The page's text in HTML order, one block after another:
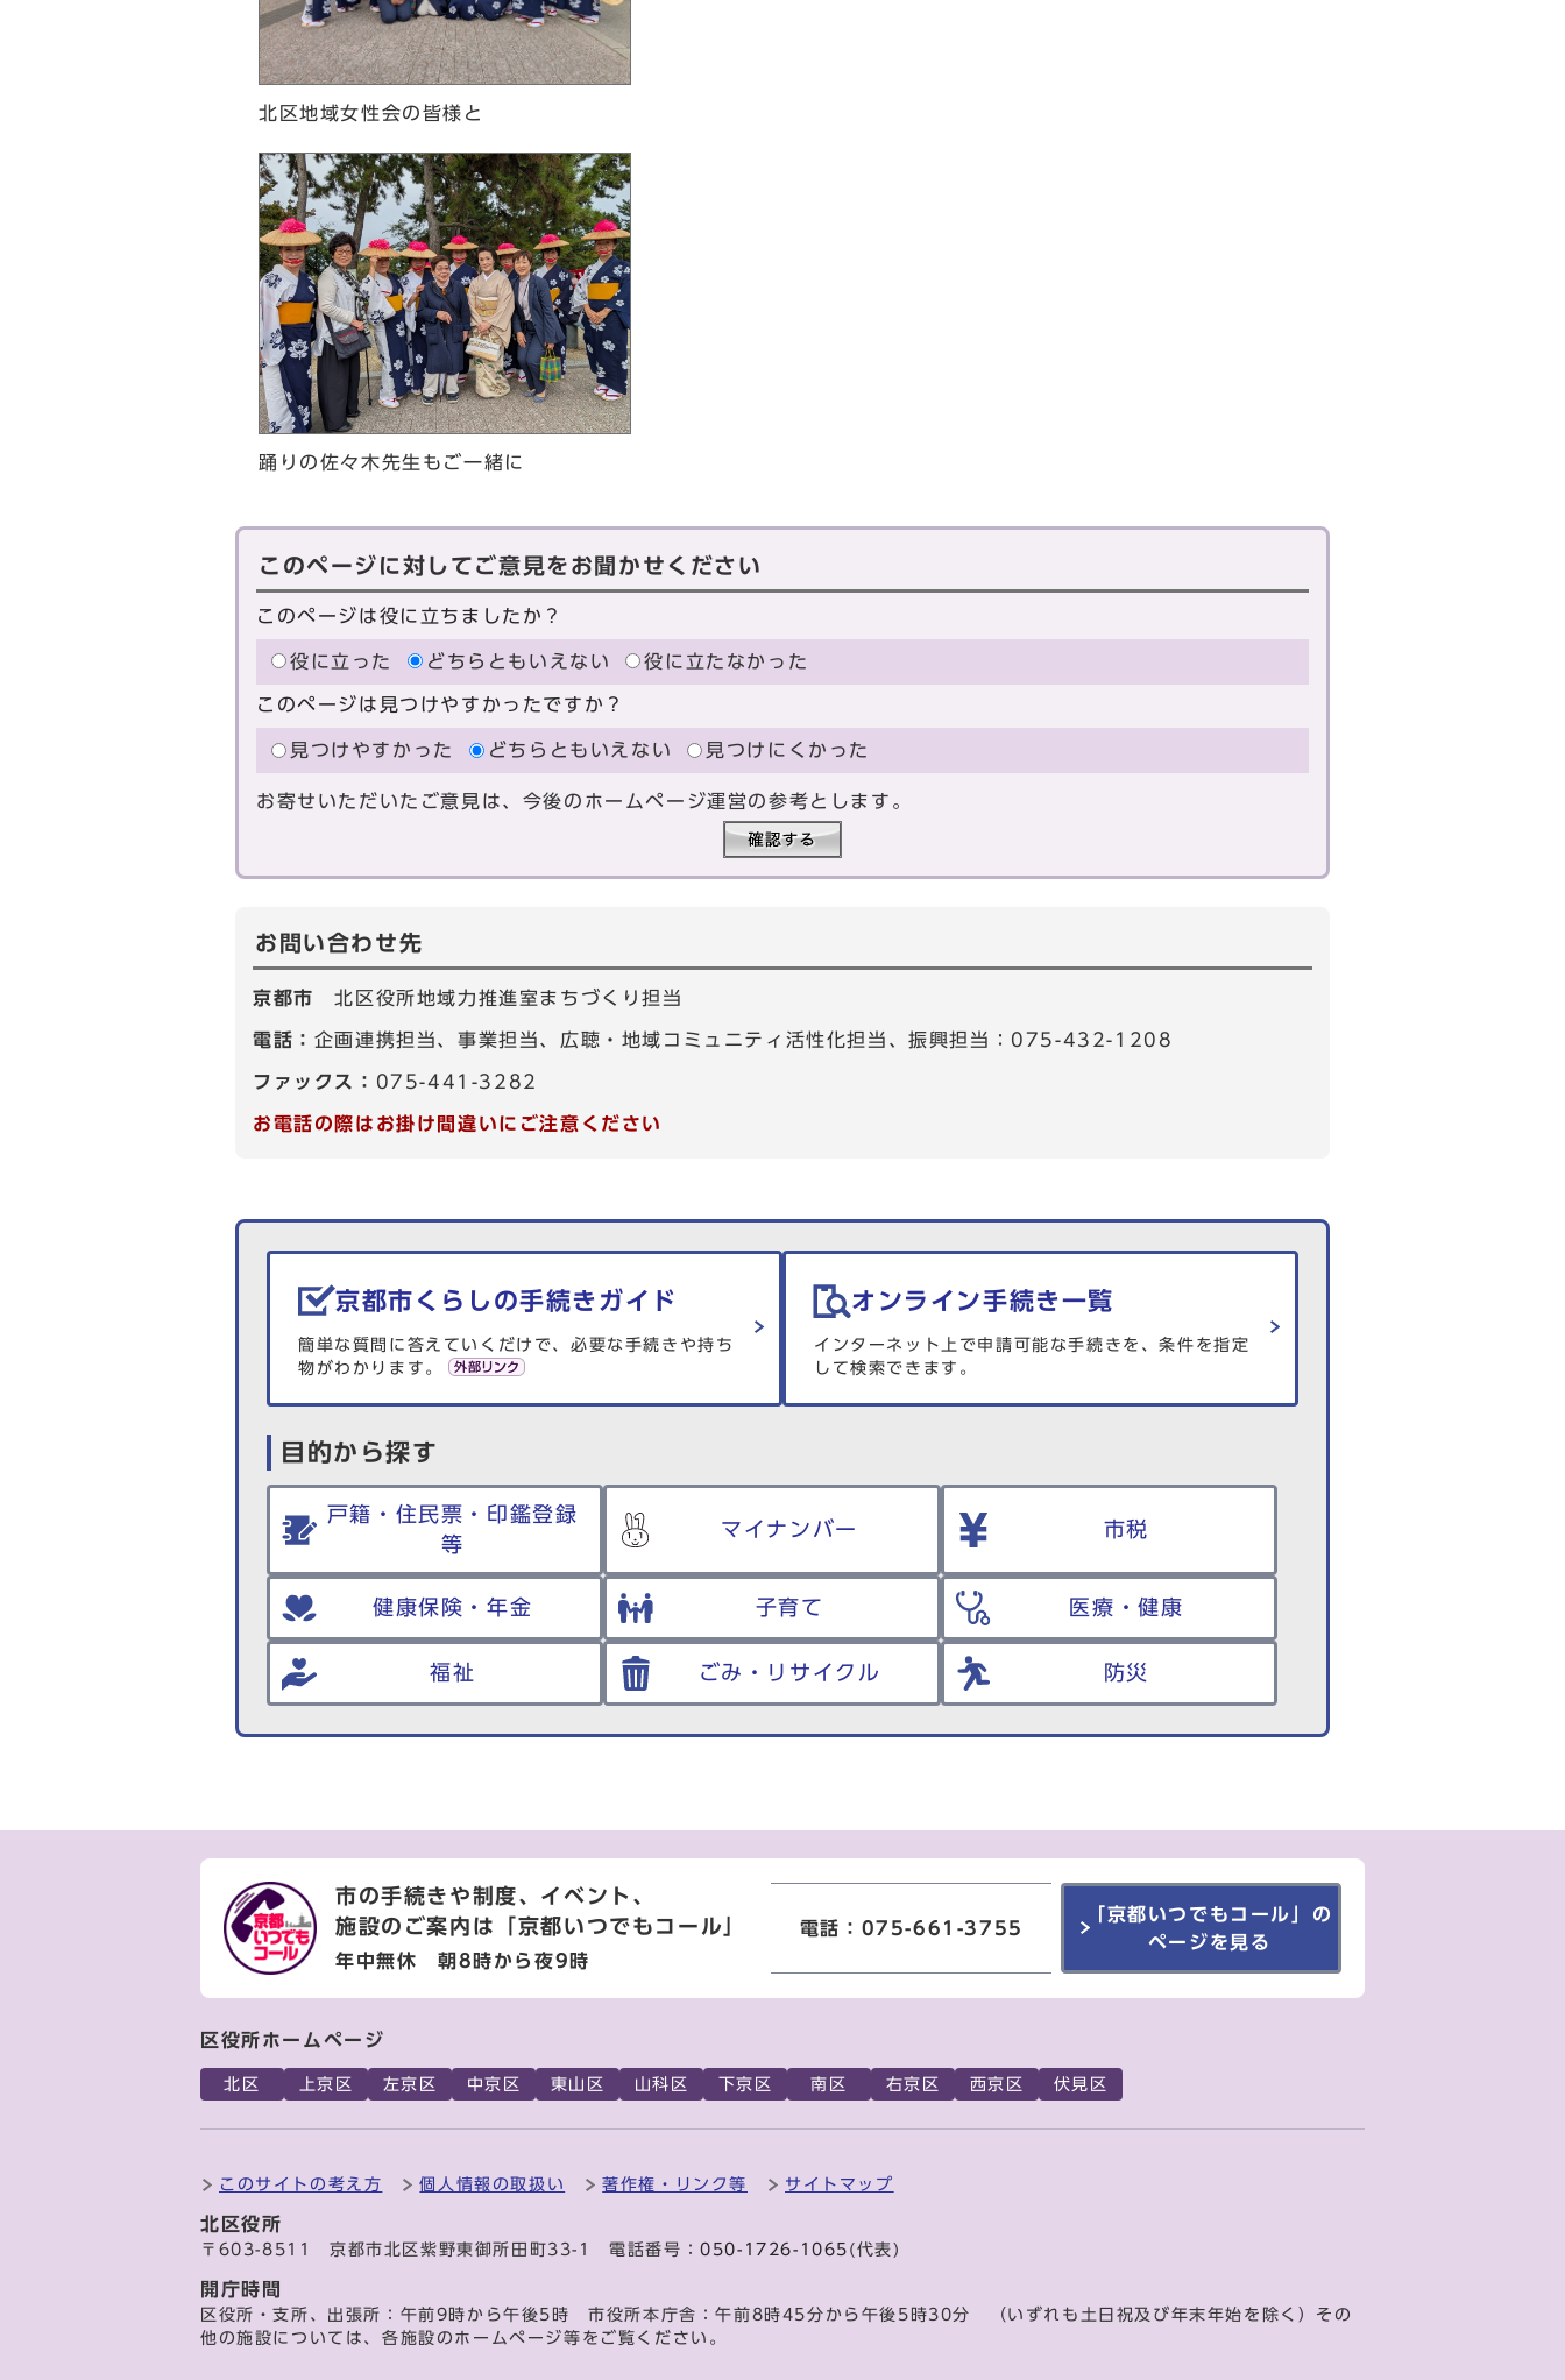
北区地域女性会の皆様と
踊りの佐々木先生もご一緒に
このページに対してご意見をお聞かせください
このページは役に立ちましたか？
役に立った どちらともいえない 役に立たなかった
このページは見つけやすかったですか？
見つけやすかった どちらともいえない 見つけにくかった
お寄せいただいたご意見は、今後のホームページ運営の参考とします。
お問い合わせ先
京都市北区役所地域力推進室まちづくり担当
電話： 企画連携担当、事業担当、広聴・地域コミュニティ活性化担当、振興担当：075-432-1208
ファックス： 075-441-3282
お電話の際はお掛け間違いにご注意ください
生活情報を探す
京都市くらしの手続きガイド
簡単な質問に答えていくだけで、必要な手続きや持ち
物がわかります。
オンライン手続き一覧
インターネット上で申請可能な手続きを、条件を指定
して検索できます。
目的から探す
戸籍・住民票・印鑑登録
等
マイナンバー 市税
健康保険・年金 子育て 医療・健康
福祉 ごみ・リサイクル 防災
市の手続きや制度、イベント、
施設のご案内は
「京都いつでもコール」
年中無休 朝8時から夜9時
電話：075-661-3755
「京都いつでもコール」の
ページを見る
区役所ホームページ
北区 上京区 左京区 中京区 東山区 山科区 下京区 南区 右京区 西京区 伏見区
このサイトの考え方 個人情報の取扱い 著作権・リンク等 サイトマップ
北区役所
〒603-8511 京都市北区紫野東御所田町33-1 電話番号：050-1726-1065 (代表)
開庁時間
区役所・支所、出張所：午前9時から午後5時 市役所本庁舎：午前8時45分から午後5時30分 （いずれも土日祝及び年末年始を除く）その
他の施設については、各施設のホームページ等をご覧ください。